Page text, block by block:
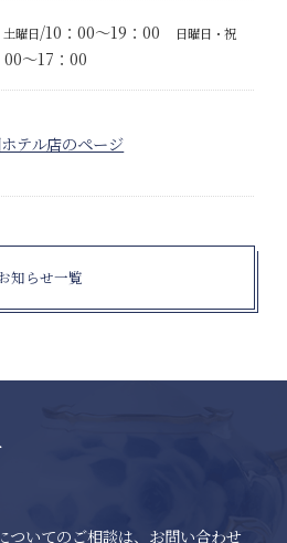
曜日/10：00～19：00
日曜日・祝
～17：00
テル店のページ
知らせ一覧
ついてのご相談は、お問い合わせ